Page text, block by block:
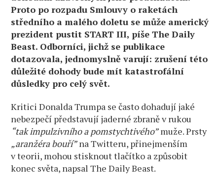
Proto po rozpadu Smlouvy o raketách
středního a malého doletu se může americký
prezident pustit START III, píše The Daily
Beast. Odborníci, jichž se publikace
dotazovala, jednomyslně varují: zrušení této
důležité dohody bude mít katastrofální
důsledky pro celý svět.
Kritici Donalda Trumpa se často dohadují jaké
nebezpečí představují jaderné zbraně v rukou
“tak impulzivního a pomstychtivého”muže. Prsty
„aranžéra bouří”na Twitteru, přinejmenším
v teorii, mohou stisknout tlačítko a způsobit
konec světa, napsal The Daily Beast.